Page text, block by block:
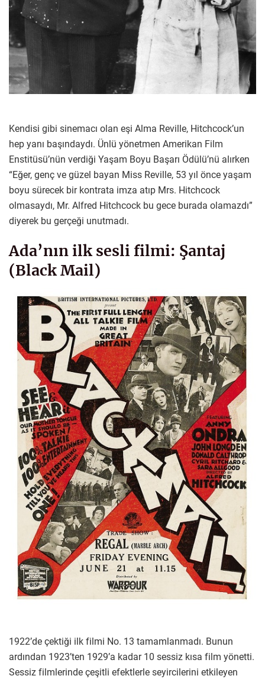
Kendisi gibi sinemacı olan eşi Alma Reville, Hitchcock’un
hep yanı başındaydı. Ünlü yönetmen Amerikan Film
Enstitüsü’nün verdiği Yaşam Boyu Başarı Ödülü’nü alırken
“Eğer, genç ve güzel bayan Miss Reville, 53 yıl önce yaşam
boyu sürecek bir kontrata imza atıp Mrs. Hitchcock
olmasaydı, Mr. Alfred Hitchcock bu gece burada olamazdı”
diyerek bu gerçeği unutmadı.
Ada’nın ilk sesli filmi: Şantaj
(Black Mail)
1922’de çektiği ilk filmi No. 13 tamamlanmadı. Bunun
ardından 1923’ten 1929’a kadar 10 sessiz kısa film yönetti.
Sessiz filmlerinde çeşitli efektlerle seyircilerini etkileyen